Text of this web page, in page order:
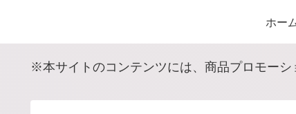
ホー
※本サイトのコンテンツには、商品プロモーシ